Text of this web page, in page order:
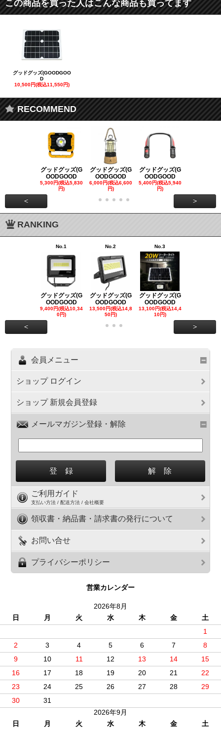
この商品を買った人はこんな商品も買ってます
グッドグッズ(GOODGOO
D
10,500円(税込11,550円)
RECOMMEND
グッドグッズ(G
OODGOOD
5,300円(税込5,830
円)
グッドグッズ(G
OODGOOD
6,000円(税込6,600
円)
グッドグッズ(G
OODGOOD
5,400円(税込5,940
円)
< >
RANKING
No.1
グッドグッズ(G
OODGOOD
9,400円(税込10,34
0円)
No.2
グッドグッズ(G
OODGOOD
13,500円(税込14,8
50円)
No.3
グッドグッズ(G
OODGOOD
13,100円(税込14,4
10円)
< >
会員メニュー
ショップ ログイン
ショップ 新規会員登録
メールマガジン登録・解除
ご利用ガイド
支払い方法 / 配送方法 / 会社概要
領収書・納品書・請求書の発行について
お問い合せ
プライバシーポリシー
営業カレンダー
2026年8月
日
月 火 水 木 金
土
1
2
3 4 5 6 7
8
9
10 11 12 13 14
15
16
17 18 19 20 21
22
23
24 25 26 27 28
29
30
31
2026年9月
日
月 火 水 木 金 土